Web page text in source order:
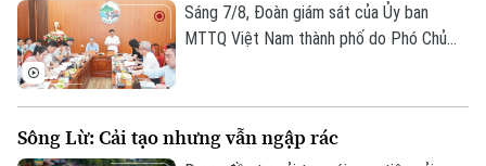
mức hai con số, kinh tế tập thể chính là
một trong những khu vực còn nhiều tiềm
Sáng 7/8, Đoàn giám sát của Ủy ban
MTTQ Việt Nam thành phố do Phó Chủ
nghệ trong giải quyết thủ tục hành chính,
Sông Lừ: Cải tạo nhưng vẫn ngập rác